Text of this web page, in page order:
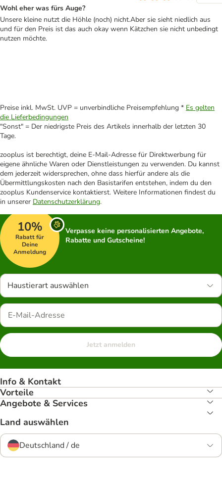
Wohl eher was fürs Auge?
Unsere kleine nutzt die Höhle (noch) nicht.Aber sie sieht niedlich aus
und für den Preis ist das auch okay wenn Kätzchen sie nicht unbedingt
nutzen möchte.
Preise inkl. MwSt. UVP = unverbindliche Preisempfehlung * Es gelten
die Lieferbedingungen
"Sonst" = Der niedrigste Preis des Artikels innerhalb der letzten 30
Tage.
zooplus ist berechtigt, deine E-Mail-Adresse für Direktwerbung für
eigene ähnliche Waren oder Dienstleistungen zu verwenden. Du kannst
dem jederzeit widersprechen, ohne dass hierfür andere als die
Übermittlungskosten nach den Basistarifen entstehen, indem du den
zooplus Kundenservice kontaktierst. Weitere Informationen findest du
in unserer Datenschutzerklärung.
10%
Rabatt für
Deine
Anmeldung
Verpasse keine personalisierten Angebote,
Rabatte und Gutscheine!
Haustierart auswählen
Jetzt anmelden
Info & Kontakt
Vorteile
Angebote & Services
Land auswählen
Deutschland / de